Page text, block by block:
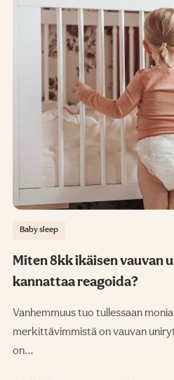
Baby sleep
Miten 8kk ikäisen vauvan
kannattaa reagoida?
Vanhemmuus tuo tullessaan
merkittävimmistä on vauvan
on…